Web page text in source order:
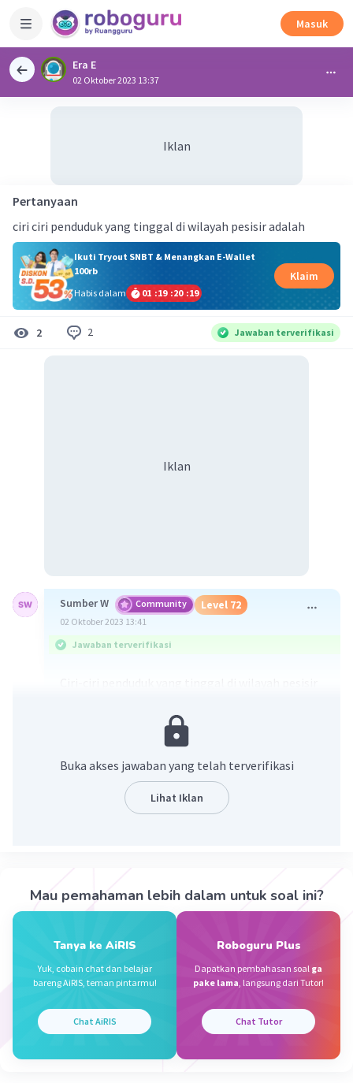
Masuk
Era E
02 Oktober 2023 13:37
Iklan
Pertanyaan
ciri ciri penduduk yang tinggal di wilayah pesisir adalah
Ikuti Tryout SNBT & Menangkan E-Wallet
100rb
Habis dalam
01 :19 :20 :18
Klaim
2 2 Jawaban terverifikasi
Iklan
Sumber W Community Level 72
02 Oktober 2023 13:41
Jawaban terverifikasi
Banyak penduduknya yang bekerja sebagai
Penjual asesoris, Pemandu wisata.
02 Oktober 2023 22:55
penduduk yang tinggal di wilayah pesisir banyak
menggantungkan hidupnya pada sektor maritim
Beri Rating·0.0(0 Balas
Buka akses jawaban yang telah terverifikasi
Lihat Iklan
Mau pemahaman lebih dalam untuk soal ini?
Tanya ke AiRIS
Yuk, cobain chat dan belajar
bareng AiRIS, teman pintarmu!
Chat AiRIS
Roboguru Plus
Dapatkan pembahasan soal ga
pake lama, langsung dari Tutor!
Chat Tutor